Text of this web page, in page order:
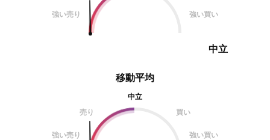
強い売り 強い買い
中立
移動平均
中立
売り
買い
強い売り 強い買い